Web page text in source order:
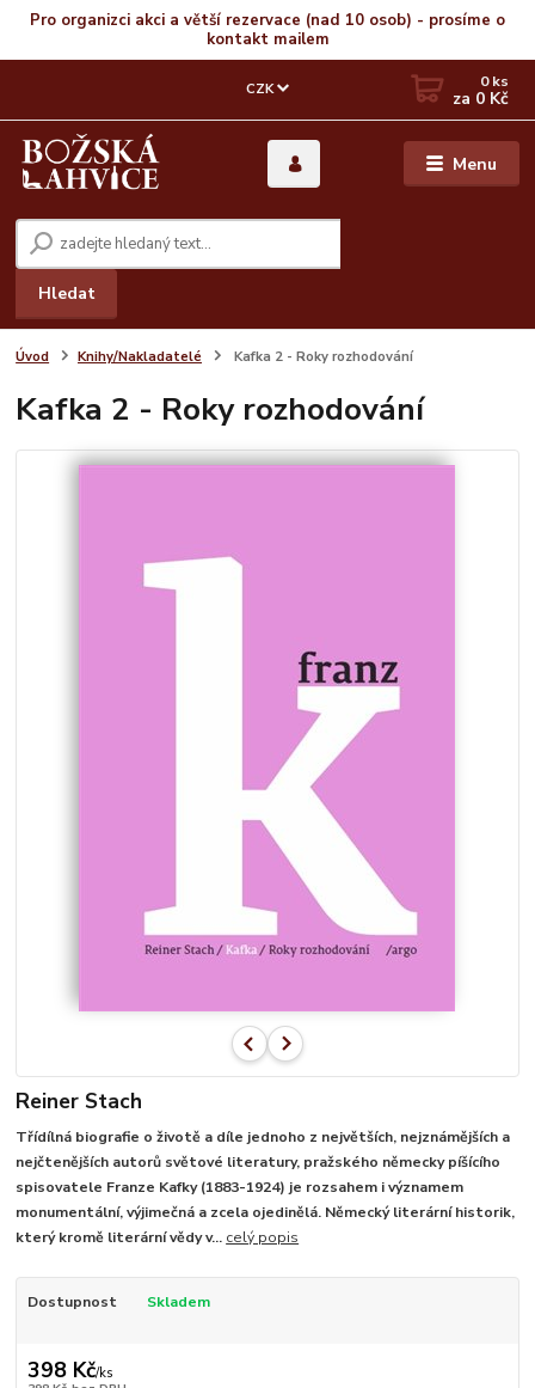
Pro organizci akci a větší rezervace (nad 10 osob) - prosíme o
kontakt mailem
Menu
CZK
Hledat
0ks
za 0 Kč
Úvod Knihy/Nakladatelé Kafka 2 - Roky rozhodování
Kafka 2 - Roky rozhodování
Reiner Stach
Třídílná biografie o životě a díle jednoho z největších, nejznámějších a
nejčtenějších autorů světové literatury, pražského německy píšícího
spisovatele Franze Kafky (1883-1924) je rozsahem i významem
monumentální, výjimečná a zcela ojedinělá. Německý literární historik,
který kromě literární vědy v... celý popis
Dostupnost Skladem
398 Kč/ks